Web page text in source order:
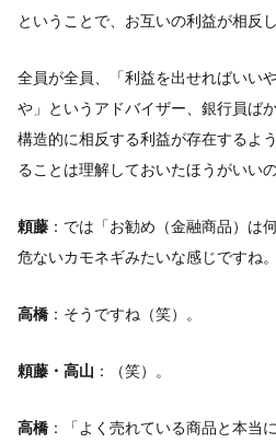
ということで、お互いの利益が相反
全員が全員、「利益を出せればいい
や」というアドバイザー、銀行員ば
構造的に相反する利益が存在するよ
ることは理解しておいたほうがいい
頼藤 ：では「お勧め（金融商品）は
危ないカモネギみたいな感じですね。
高橋 ：そうですね（笑）。
頼藤・高山 ：（笑）。
高橋 ：「よく売れている商品と本当